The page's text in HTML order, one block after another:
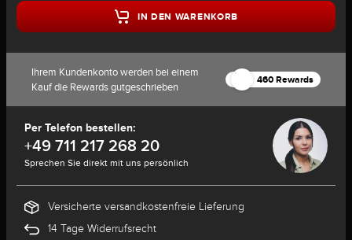
IN DEN WARENKORB
Ihrem Kundenkonto werden bei einem
Kauf die Rewards gutgeschrieben
460 Rewards
Per Telefon bestellen:
+49 711 217 268 20
Sprechen Sie direkt mit uns persönlich
Versicherte versandkostenfreie Lieferung
14 Tage Widerrufsrecht